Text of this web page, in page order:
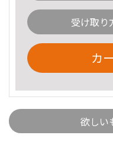
受け取り
カ
欲しい